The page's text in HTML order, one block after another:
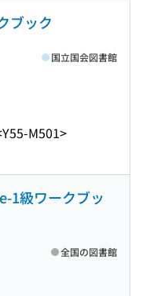
ブック
M501>
国立国会図書館
1級ワークブッ
全国の図書館